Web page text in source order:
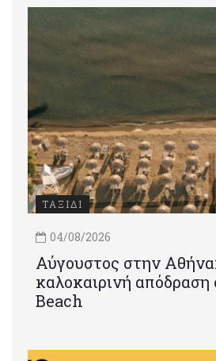
ΤΑΞΙΔΙ
04/08/2026
Αύγουστος στην
καλοκαιρινή
Beach